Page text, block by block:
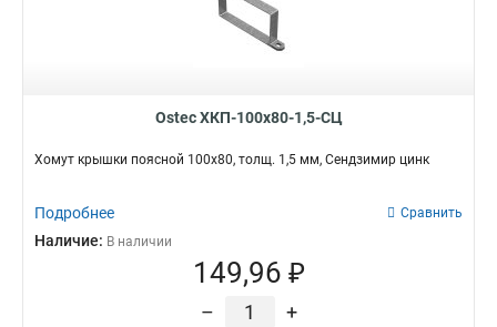
Ostec ХКП-100х80-1,5-СЦ
Хомут крышки поясной 100х80, толщ. 1,5 мм, Сендзимир цинк
Подробнее Сравнить
Наличие: В наличии
149,96 ₽
– +